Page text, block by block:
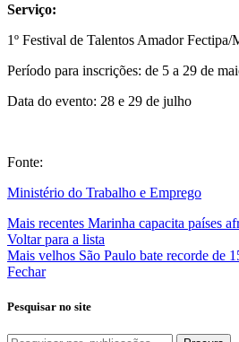
Serviço:
1º Festival de Talentos Amador Fectipa/
Período para inscrições: de 5 a 29 de
Data do evento: 28 e 29 de julho
Fonte:
Ministério do Trabalho e Emprego
Mais recentes Marinha capacita países
Voltar para a lista
Mais velhos São Paulo bate recorde de
Fechar
Pesquisar no site